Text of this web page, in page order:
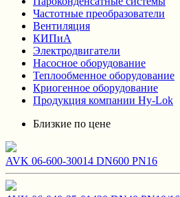
Частотные преобразователи
Вентиляция
КИПиА
Электродвигатели
Насосное оборудование
Теплообменное оборудование
Криогенное оборудование
Продукция компании Hy-Lok
Близкие по цене
AVK 06-600-30014 DN600 PN16